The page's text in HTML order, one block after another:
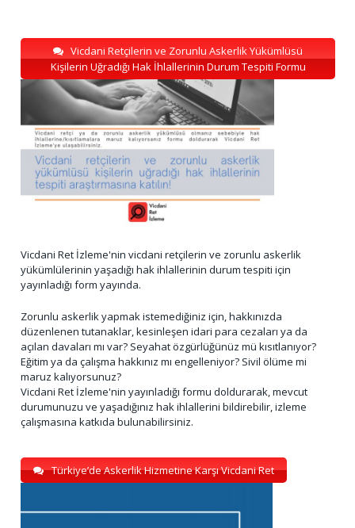
Vicdani Retçilerin ve Zorunlu Askerlik Yükümlüsü
Kişilerin Uğradığı Hak İhlallerinin Durum Tespiti Formu
Vicdani Ret İzleme'nin vicdani retçilerin ve zorunlu askerlik
yükümlülerinin yaşadığı hak ihlallerinin durum tespiti için
yayınladığı form yayında.
Zorunlu askerlik yapmak istemediğiniz için, hakkınızda
düzenlenen tutanaklar, kesinleşen idari para cezaları ya da
açılan davaları mı var? Seyahat özgürlüğünüz mü kısıtlanıyor?
Eğitim ya da çalışma hakkınız mı engelleniyor? Sivil ölüme mi
maruz kalıyorsunuz?
Vicdani Ret İzleme'nin yayınladığı formu doldurarak, mevcut
durumunuzu ve yaşadığınız hak ihlallerini bildirebilir, izleme
çalışmasına katkıda bulunabilirsiniz.
Türkiye’de Askerlik Hizmetine Karşı Vicdani Ret